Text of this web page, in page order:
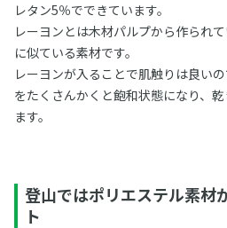
レタン5％でできています。
レーヨンとは木材パルプから作られ
に似ている素材です。
レーヨンが入ることで肌触りは良い
をたくさんかくと飽和状態になり、
ます。
登山ではポリエステル素材
ト